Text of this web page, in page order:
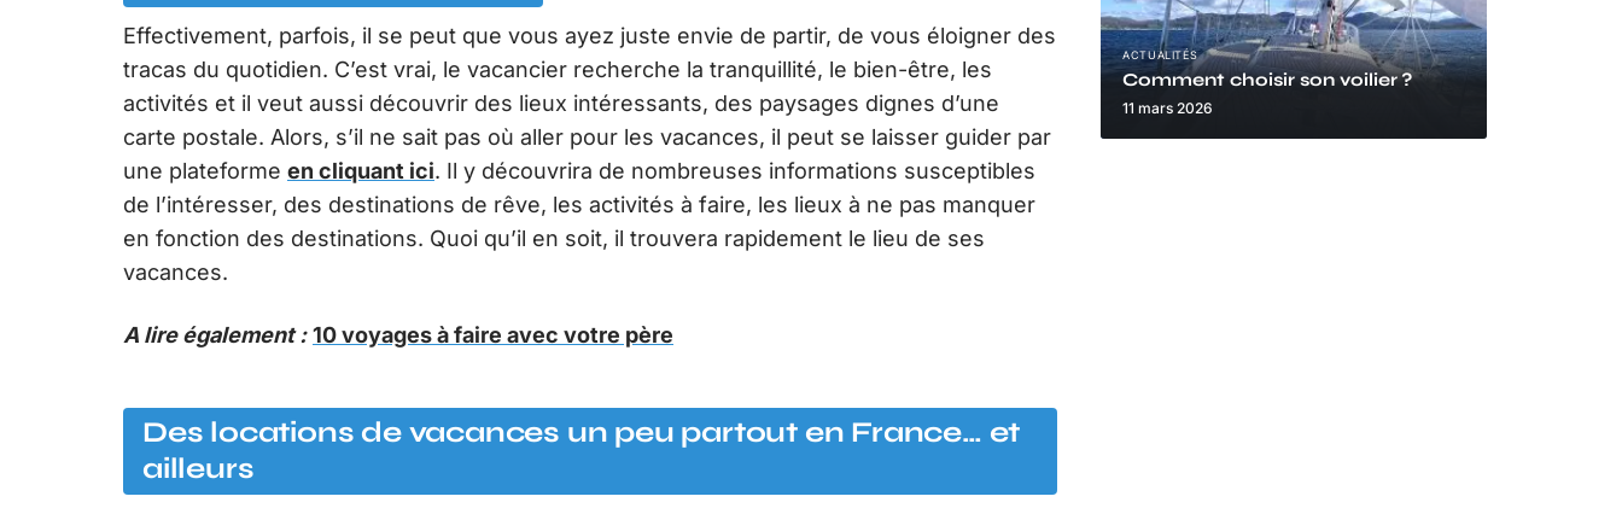
Effectivement, parfois, il se peut que vous ayez juste envie de partir, de vous éloigner des
tracas du quotidien. C’est vrai, le vacancier recherche la tranquillité, le bien-être, les
activités et il veut aussi découvrir des lieux intéressants, des paysages dignes d’une
carte postale. Alors, s’il ne sait pas où aller pour les vacances, il peut se laisser guider par
une plateforme en cliquant ici. Il y découvrira de nombreuses informations susceptibles
de l’intéresser, des destinations de rêve, les activités à faire, les lieux à ne pas manquer
en fonction des destinations. Quoi qu’il en soit, il trouvera rapidement le lieu de ses
vacances.
A lire également : 10 voyages à faire avec votre père
Des locations de vacances un peu partout en France… et
ailleurs
ACTUALITÉS
Comment choisir son voilier ?
11 mars 2026